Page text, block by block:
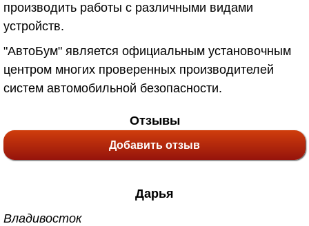
производить работы с различными видами
устройств.
"АвтоБум" является официальным установочным
центром многих проверенных производителей
систем автомобильной безопасности.
Отзывы
Добавить отзыв
Дарья
Владивосток